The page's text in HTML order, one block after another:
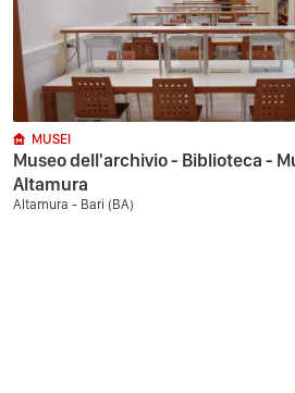
MUSEI
Museo dell'archivio - Biblioteca -
Altamura
Altamura - Bari (BA)